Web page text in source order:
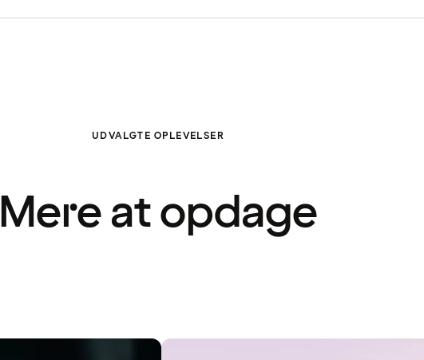
UDVALGTE OPLEVELSER
Mere at opdage